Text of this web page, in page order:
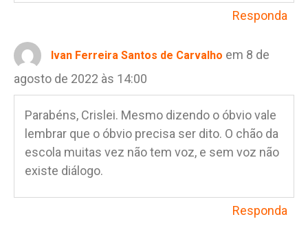
Responda
Ivan Ferreira Santos de Carvalho em 8 de
agosto de 2022 às 14:00
Parabéns, Crislei. Mesmo dizendo o óbvio vale
lembrar que o óbvio precisa ser dito. O chão da
escola muitas vez não tem voz, e sem voz não
existe diálogo.
Responda